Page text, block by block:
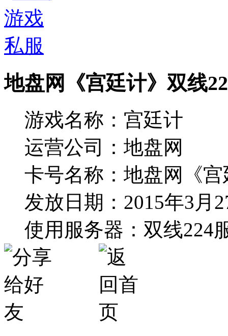
地盘网《宫廷计》双线
游戏名称：宫廷计
运营公司：地盘网
卡号名称：地盘网《
发放日期：2015年3月
使用服务器：双线224